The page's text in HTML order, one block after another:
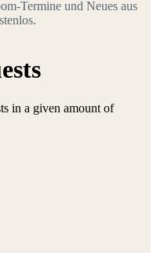
Termine und Neues aus